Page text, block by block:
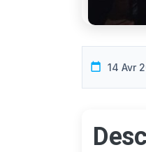
14 Avr